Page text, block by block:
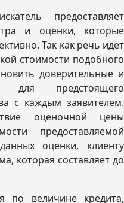
предоставляет
и оценки, которые
Так как речь идет
стоимости подобного
доверительные и
для предстоящего
с каждым заявителем.
оценочной цены
предоставляемой
оценки, клиенту
которая составляет до
по величине кредита,